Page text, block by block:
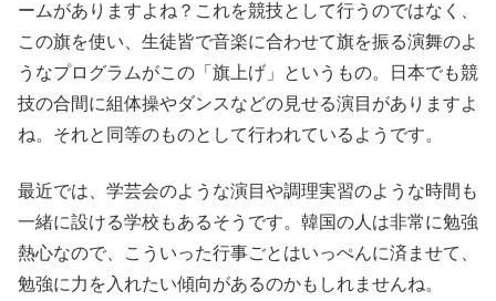
ームがありますよね？これを競技として行うのではなく、
この旗を使い、生徒皆で音楽に合わせて旗を振る演舞のよ
うなプログラムがこの「旗上げ」というもの。日本でも競
技の合間に組体操やダンスなどの見せる演目がありますよ
ね。それと同等のものとして行われているようです。
最近では、学芸会のような演目や調理実習のような時間も
一緒に設ける学校もあるそうです。韓国の人は非常に勉強
熱心なので、こういった行事ごとはいっぺんに済ませて、
勉強に力を入れたい傾向があるのかもしれませんね。